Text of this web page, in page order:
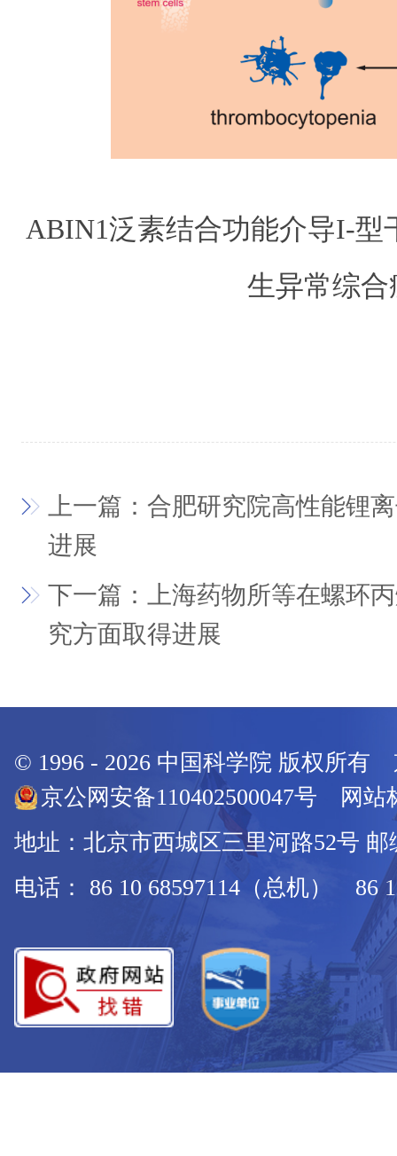
ABIN1泛素结合功能介导I-型
生异常综合
上一篇：合肥研究院高性能锂
进展
下一篇：上海药物所等在螺环
究方面取得进展
© 1996 - 2026 中国科学院 版权所有
京公网安备110402500047号 网站
地址：北京市西城区三里河路52号 邮
电话： 86 10 68597114（总机） 86